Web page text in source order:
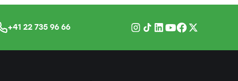
+41 22 735 96 66